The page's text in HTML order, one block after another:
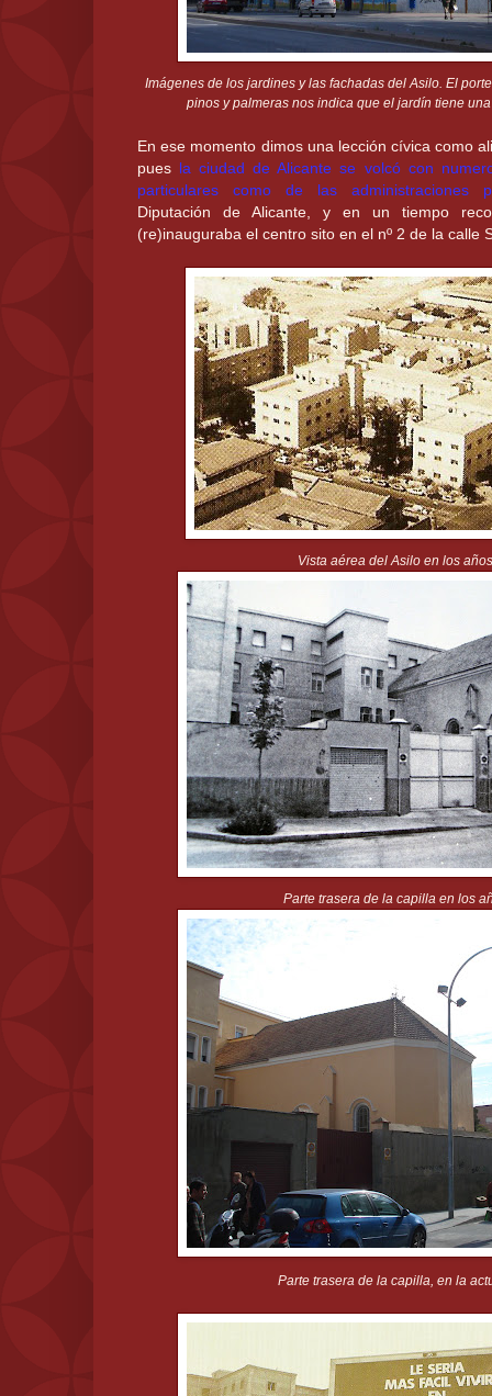
Imágenes de los jardines y las fachadas del Asilo. El
pinos y palmeras nos indica que el jardín tiene
En ese momento dimos una lección cívica como
pues la ciudad de Alicante se volcó con
particulares como de las administraciones
Diputación de Alicante, y en un tiempo
(re)inauguraba el centro sito en el nº 2 de la calle
Vista aérea del Asilo en los
Parte trasera de la capilla en los
Parte trasera de la capilla, en la